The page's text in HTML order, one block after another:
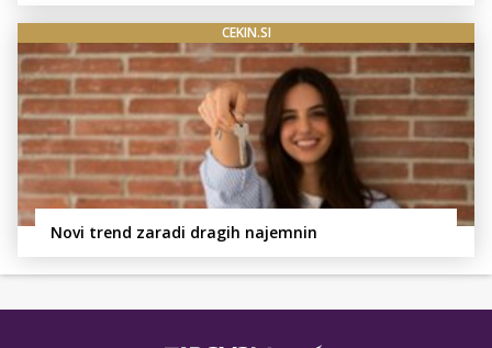
CEKIN.SI
Novi trend zaradi dragih najemnin